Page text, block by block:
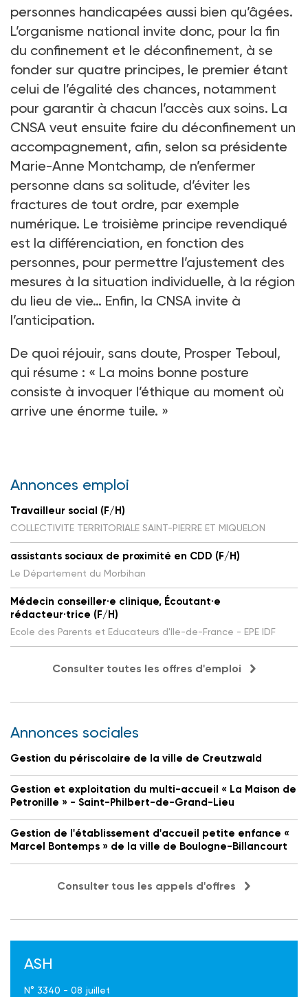
personnes handicapées aussi bien qu’âgées.
L’organisme national invite donc, pour la fin
du confinement et le déconfinement, à se
fonder sur quatre principes, le premier étant
celui de l’égalité des chances, notamment
pour garantir à chacun l’accès aux soins. La
CNSA veut ensuite faire du déconfinement un
accompagnement, afin, selon sa présidente
Marie-Anne Montchamp, de n’enfermer
personne dans sa solitude, d’éviter les
fractures de tout ordre, par exemple
numérique. Le troisième principe revendiqué
est la différenciation, en fonction des
personnes, pour permettre l’ajustement des
mesures à la situation individuelle, à la région
du lieu de vie… Enfin, la CNSA invite à
l’anticipation.
De quoi réjouir, sans doute, Prosper Teboul,
qui résume : « La moins bonne posture
consiste à invoquer l’éthique au moment où
arrive une énorme tuile. »
Annonces emploi
Travailleur social (F/H)
COLLECTIVITE TERRITORIALE SAINT-PIERRE ET MIQUELON
assistants sociaux de proximité en CDD (F/H)
Le Département du Morbihan
Médecin conseiller·e clinique, Écoutant·e
rédacteur·trice (F/H)
Ecole des Parents et Educateurs d'Ile-de-France - EPE IDF
Consulter toutes les offres d'emploi
Annonces sociales
Gestion du périscolaire de la ville de Creutzwald
Gestion et exploitation du multi-accueil « La Maison de
Petronille » - Saint-Philbert-de-Grand-Lieu
Gestion de l'établissement d'accueil petite enfance «
Marcel Bontemps » de la ville de Boulogne-Billancourt
Consulter tous les appels d'offres
ASH
N° 3340 - 08 juillet